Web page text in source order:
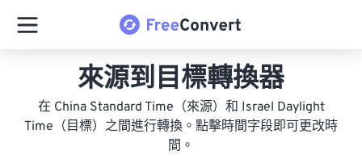
來源到目標轉換器
在 China Standard Time（來源）和 Israel Daylight
Time（目標）之間進行轉換。點擊時間字段即可更改時
間。